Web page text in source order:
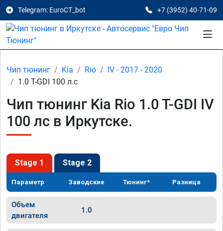
Telegram: EuroCT_bot +7 (3952) 40-71-09
Чип тюнинг Kia Rio
IV - 2017 - 2020
1.0 T-GDI 100 л.с
Чип тюнинг Kia Rio 1.0 T-GDI IV
100 лс в Иркутске.
Stage 1 Stage 2
Параметр Заводские Тюнинг* Разница
Объем
двигателя
1.0